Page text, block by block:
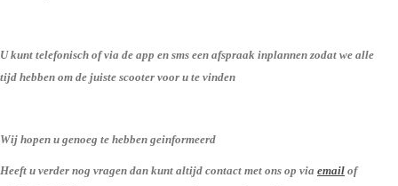
U kunt telefonisch of via de app en sms een afspraak inplannen zodat we alle
tijd hebben om de juiste scooter voor u te vinden
Wij hopen u genoeg te hebben geinformeerd
Heeft u verder nog vragen dan kunt altijd contact met ons op via email of